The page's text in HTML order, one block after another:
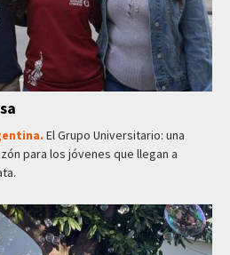
El Grupo Universitario: una
para los jóvenes que llegan a